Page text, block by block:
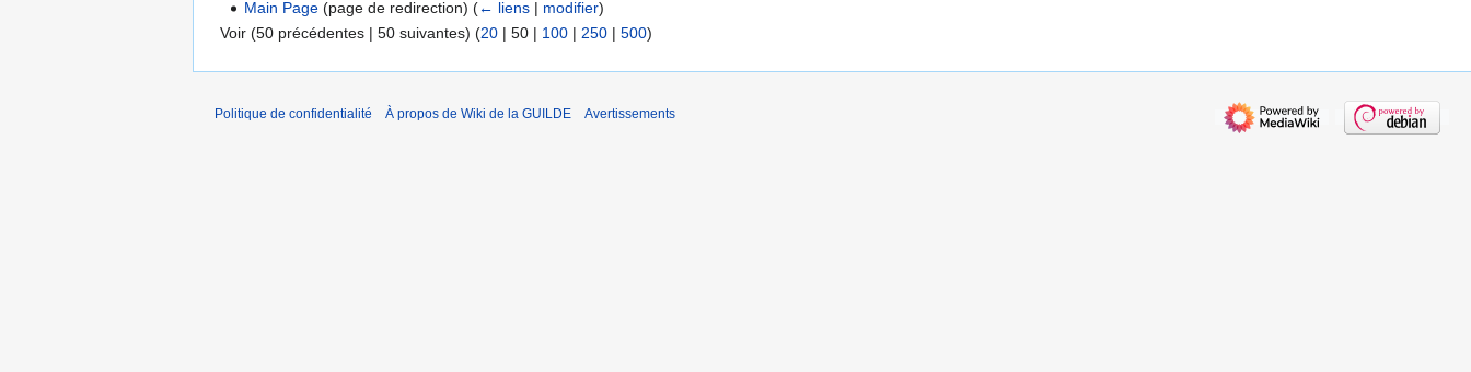
Main Page (page de redirection)(← liens | modifier)
Voir (50 précédentes | 50 suivantes) (20 | 50 | 100 | 250 | 500)
Politique de confidentialité À propos de Wiki de la GUILDE Avertissements